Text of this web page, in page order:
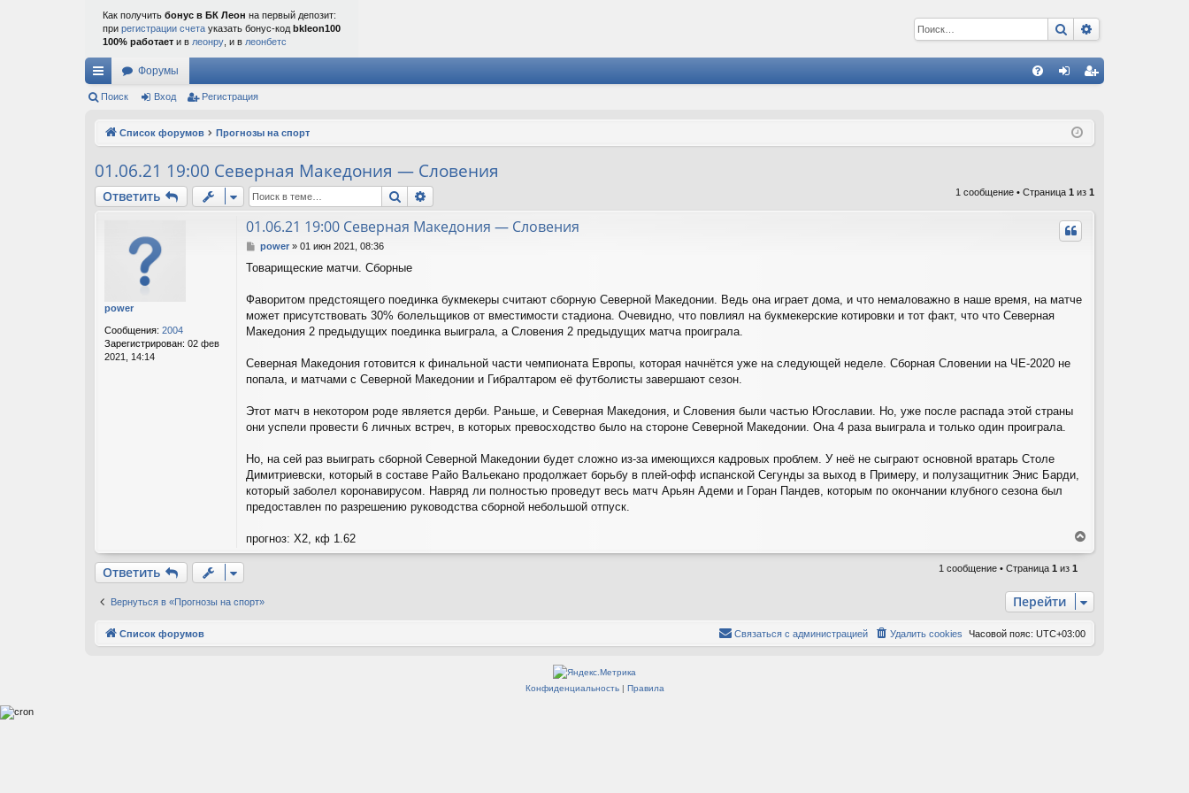
Как получить бонус в БК Леон на первый депозит:
при регистрации счета указать бонус-код bkleon100
100% работает и в леонру , и в леонбетс
Поиск
с
и
Форумы
ис
Поиск Вход Регистрация
Список форумов Прогнозы на спорт
01.06.21 19:00 Северная Македония — Словения
Ответить Поиск 1 сообщение • Страница 1 из 1
power
Сообщения: 2004
Зарегистрирован: 02 фев
2021, 14:14
01.06.21 19:00 Северная Македония — Словения
С
о
щ
е
и
power» 01 июн 2021, 08:36
Товарищеские матчи. Сборные
Фаворитом предстоящего поединка букмекеры считают сборную Северной Македонии. Ведь она играет дома, и что немаловажно в наше время, на матче
может присутствовать 30% болельщиков от вместимости стадиона. Очевидно, что повлиял на букмекерские котировки и тот факт, что что Северная
Македония 2 предыдущих поединка выиграла, а Словения 2 предыдущих матча проиграла.
Северная Македония готовится к финальной части чемпионата Европы, которая начнётся уже на следующей неделе. Сборная Словении на ЧЕ-2020 не
попала, и матчами с Северной Македонии и Гибралтаром её футболисты завершают сезон.
Этот матч в некотором роде является дерби. Раньше, и Северная Македония, и Словения были частью Югославии. Но, уже после распада этой страны
они успели провести 6 личных встреч, в которых превосходство было на стороне Северной Македонии. Она 4 раза выиграла и только один проиграла.
Но, на сей раз выиграть сборной Северной Македонии будет сложно из-за имеющихся кадровых проблем. У неё не сыграют основной вратарь Столе
Димитриевски, который в составе Райо Вальекано продолжает борьбу в плей-офф испанской Сегунды за выход в Примеру, и полузащитник Энис Барди,
который заболел коронавирусом. Навряд ли полностью проведут весь матч Арьян Адеми и Горан Пандев, которым по окончании клубного сезона был
предоставлен по разрешению руководства сборной небольшой отпуск.
прогноз: Х2, кф 1.62
е
у
т
я
Ответить 1 сообщение • Страница 1 из 1
Вернуться в «Прогнозы на спорт» Перейти
Список форумов Часовой пояс: UTC+03:00
Удалить cookies
Связаться с администрацией
Конфиденциальность| Правила